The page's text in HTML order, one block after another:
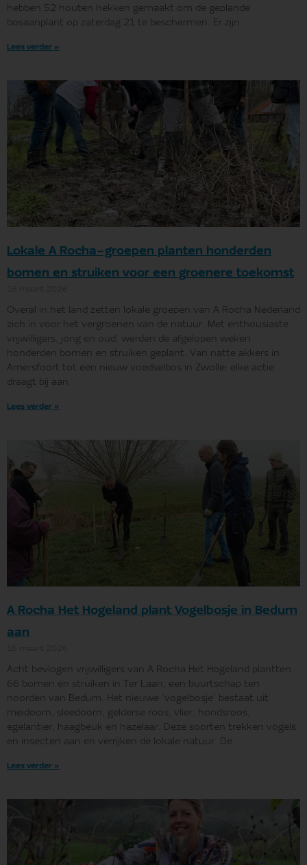
hebben 52 houten hekken gemaakt om de geplande
bosaanplant op zaterdag 21 te beschermen. Er zijn
Lees verder »
Lokale A Rocha-groepen planten honderden
bomen en struiken voor een groenere toekomst
Overal in het land zetten lokale groepen van A Rocha Nederland
zich in voor het vergroenen van de natuur. Met enthousiaste
vrijwilligers, jong en oud, werden de afgelopen weken
honderden bomen en struiken geplant. Van natte akkers in
Amersfoort tot een nieuw voedselbos in Zwolle: elke actie
draagt bij aan
Lees verder »
A Rocha Het Hogeland plant Vogelbosje in Bedum
aan
Acht bevlogen vrijwilligers van A Rocha Het Hogeland plantten
66 bomen en struiken in Ter Laan, een buurtschap ten
noorden van Bedum. Het nieuwe ‘vogelbosje’ bestaat uit
meidoorn, sleedoorn, gelderse roos, vlier, hondsroos,
egelantier, haagbeuk en hazelaar. Deze soorten trekken vogels
en insecten aan en verrijken de lokale natuur. De
Lees verder »